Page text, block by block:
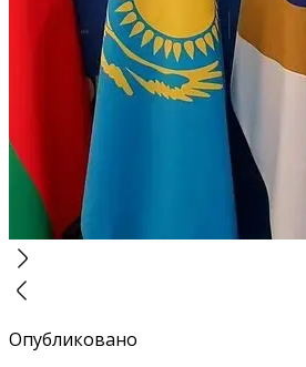
Опубликовано